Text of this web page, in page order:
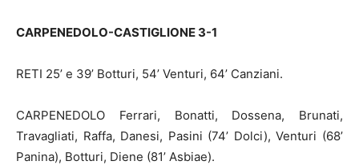
CARPENEDOLO-CASTIGLIONE 3-1
RETI 25’ e 39’ Botturi, 54’ Venturi, 64’ Canziani.
CARPENEDOLO Ferrari, Bonatti, Dossena, Brunati,
Travagliati, Raffa, Danesi, Pasini (74’ Dolci), Venturi (68’
Panina), Botturi, Diene (81’ Asbiae).